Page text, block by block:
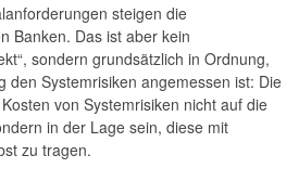
steigen die
Banken. Das ist aber kein
sondern grundsätzlich in Ordnung,
den Systemrisiken angemessen ist: Die
von Systemrisiken nicht auf die
in der Lage sein, diese mit
zu tragen.